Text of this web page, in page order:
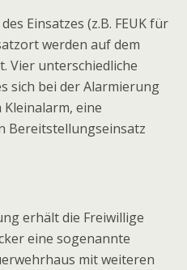
Einsatzes (z.B. FEUK für
werden auf dem
Vier unterschiedliche
sich bei der Alarmierung
eine
Bereitstellungseinsatz
erhält die Freiwillige
eine sogenannte
mit weiteren